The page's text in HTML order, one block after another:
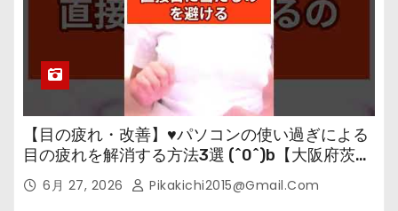
【目の疲れ・改善】♥パソコンの使い過ぎによる
目の疲れを解消する方法3選 (^0^)b【大阪府茨木
市の女性・美容鍼灸・整体師が教えます。】
6月 27, 2026 Pikakichi2015@gmail.com